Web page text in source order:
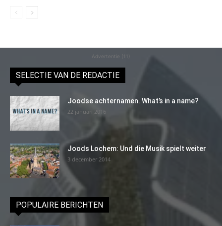
Advertentie (11)
SELECTIE VAN DE REDACTIE
Joodse achternamen. What’s in a name?
22 januari 2016
Joods Lochem: Und die Musik spielt weiter
3 december 2014
POPULAIRE BERICHTEN